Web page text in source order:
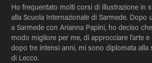
Ho frequentato molti corsi di illustrazione in
alla Scuola Internazionale di Sarmede. Dopo
a Sarmede con Arianna Papini, ho deciso
modo migliore per me, di approcciare l’arte e
dopo tre intensi anni, mi sono diplomata alla
di Lecco.